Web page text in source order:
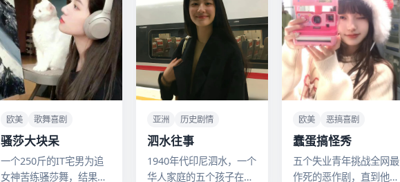
欧美 歌舞喜剧
骚莎大块呆
一个250斤的IT宅男为追
女神苦练骚莎舞，结果爱
亚洲 历史剧情
泗水往事
1940年代印尼泗水，一个
华人家庭的五个孩子在战
欧美 恶搞喜剧
蠢蛋搞怪秀
五个失业青年挑战全网最
作死的恶作剧，直到他们